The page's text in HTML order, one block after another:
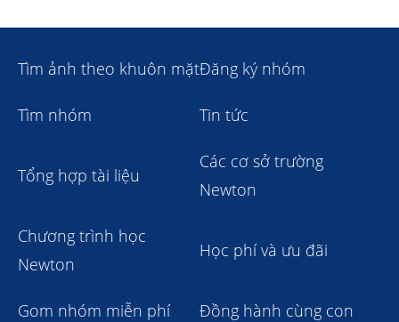
Tìm ảnh theo khuôn mặtĐăng ký nhóm
Tìm nhóm Tin tức
Tổng hợp tài liệu
Các cơ sở trường
Newton
Chương trình học
Newton
Học phí và ưu đãi
Gom nhóm miễn phí Đồng hành cùng con